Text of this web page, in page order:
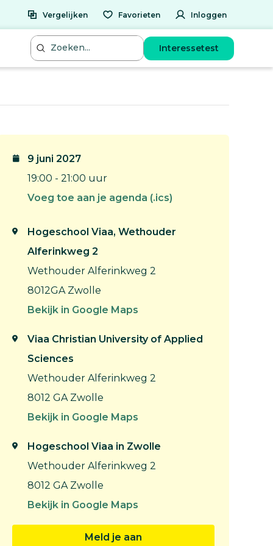
Vergelijken Favorieten Inloggen
Interessetest
9 juni 2027
19:00 - 21:00 uur
Voeg toe aan je agenda (.ics)
Hogeschool Viaa, Wethouder
Alferinkweg 2
Wethouder Alferinkweg 2
8012GA Zwolle
Bekijk in Google Maps
Viaa Christian University of Applied
Sciences
Wethouder Alferinkweg 2
8012 GA Zwolle
Bekijk in Google Maps
Hogeschool Viaa in Zwolle
Wethouder Alferinkweg 2
8012 GA Zwolle
Bekijk in Google Maps
Meld je aan